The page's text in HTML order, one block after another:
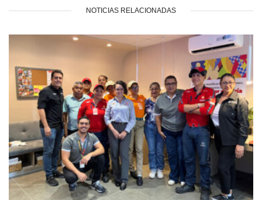
NOTICIAS RELACIONADAS